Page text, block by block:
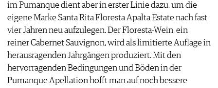
im Pumanque dient aber in erster Linie dazu, um die
eigene Marke Santa Rita Floresta Apalta Estate nach fast
vier Jahren neu aufzulegen. Der Floresta-Wein, ein
reiner Cabernet Sauvignon, wird als limitierte Auflage in
herausragenden Jahrgängen produziert. Mit den
hervorragenden Bedingungen und Böden in der
Pumanque Apellation hofft man auf noch bessere